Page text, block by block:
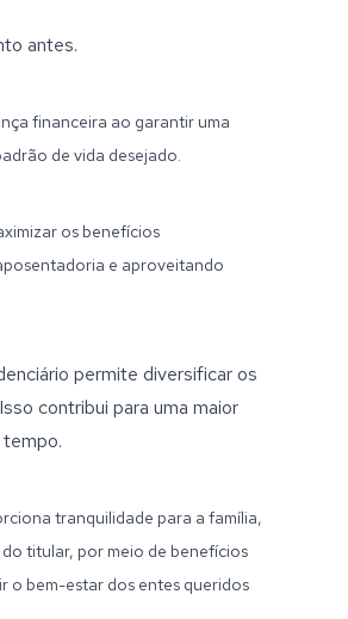
antes.
financeira ao garantir uma
de vida desejado.
os benefícios
e aproveitando
permite diversificar os
contribui para uma maior
tranquilidade para a família,
titular, por meio de benefícios
o bem-estar dos entes queridos